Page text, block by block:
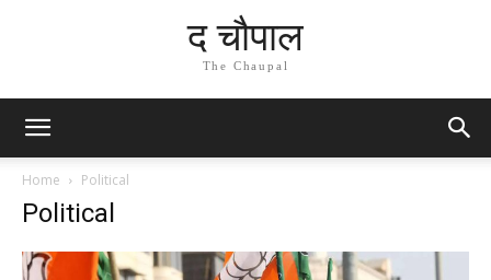
द चौपाल
The Chaupal
Home Political
Political